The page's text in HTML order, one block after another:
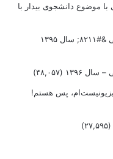
موضوع دانشجوی بیدار با
۱۳۹۵
۱۳۹۶ (۴۸,۰۵۷)
(۲۷,۵۹۵)